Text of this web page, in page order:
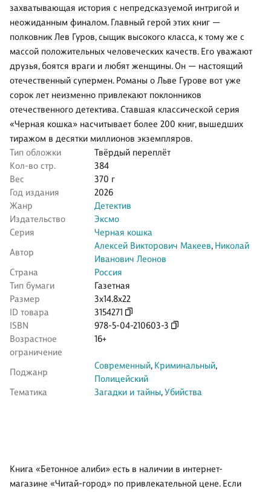
захватывающая история с непредсказуемой интригой и
неожиданным финалом. Главный герой этих книг —
полковник Лев Гуров, сыщик высокого класса, к тому же с
массой положительных человеческих качеств. Его уважают
друзья, боятся враги и любят женщины. Он — настоящий
отечественный супермен. Романы о Льве Гурове вот уже
сорок лет неизменно привлекают поклонников
отечественного детектива. Ставшая классической серия
«Черная кошка» насчитывает более 200 книг, вышедших
тиражом в десятки миллионов экземпляров.
Тип обложки
Твёрдый переплёт
Кол-во стр.
384
Вес
370 г
Год издания
2026
Жанр
Детектив
Издательство
Эксмо
Серия
Черная кошка
Автор
Алексей Викторович Макеев, Николай
Иванович Леонов
Страна
Россия
Тип бумаги
Газетная
Размер
3x14.8x22
ID товара
3154271
ISBN
978-5-04-210603-3
Возрастное
ограничение
16+
Поджанр
Современный, Криминальный,
Полицейский
Тематика
Загадки и тайны,Убийства
Книга «Бетонное алиби» есть в наличии в интернет-
магазине «Читай-город» по привлекательной цене. Если